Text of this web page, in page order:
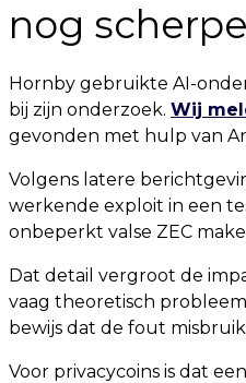
nog
Hornby gebruikte AI-
bij zijn onderzoek. Wij
gevonden met hulp van
Volgens latere
werkende exploit in een
onbeperkt valse ZEC
Dat detail vergroot de
vaag theoretisch
bewijs dat de fout
Voor privacycoins is dat